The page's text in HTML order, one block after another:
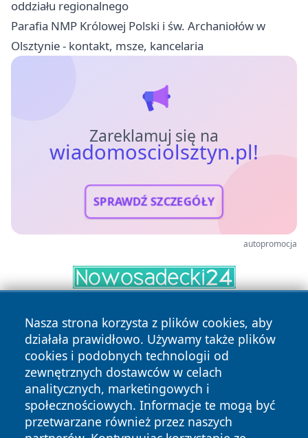
oddziału regionalnego
Parafia NMP Królowej Polski i św. Archaniołów w
Olsztynie - kontakt, msze, kancelaria
Zareklamuj się na
wiadomosciolsztyn.pl!
SPRAWDŹ SZCZEGÓŁY
autopromocja
Nasza strona korzysta z plików cookies, aby
działała prawidłowo. Używamy także plików
cookies i podobnych technologii od
zewnętrznych dostawców w celach
analitycznych, marketingowych i
społecznościowych. Informacje te mogą być
przetwarzane również przez naszych
Copyright © 2026 wiadomosciolsztyn.pl Wszystkie prawa
zastrzeżone.